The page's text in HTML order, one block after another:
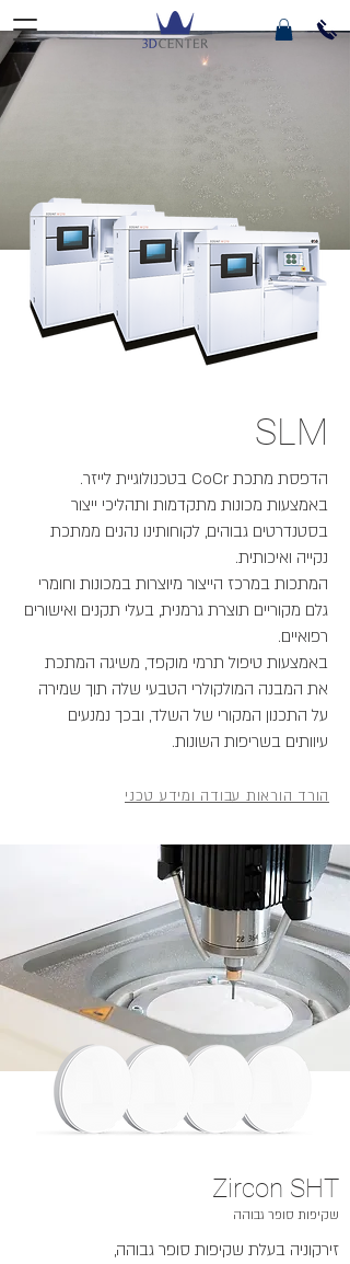
SLM
הדפסת מתכת CoCr בטכנולוגיית לייזר.
באמצעות מכונות מתקדמות ותהליכי ייצור
בסטנדרטים גבוהים, לקוחותינו נהנים ממתכת
נקייה ואיכותית.
המתכות במרכז הייצור מיוצרות במכונות וחומרי
גלם מקוריים תוצרת גרמנית, בעלי תקנים ואישורים
רפואיים.
באמצעות טיפול תרמי מוקפד, משיגה המתכת
את המבנה המולקולרי הטבעי שלה תוך שמירה
על התכנון המקורי של השלד, ובכך נמנעים
עיוותים בשריפות השונות.
הורד הוראות עבודה ומידע טכני
Zircon SHT
שקיפות סופר גבוהה
זירקוניה בעלת שקיפות סופר גבוהה,